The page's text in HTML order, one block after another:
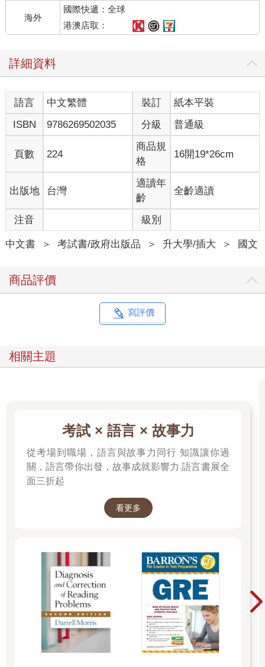
海外
國際快遞：全球
港澳店取：
詳細資料
語言 中文繁體 裝訂
紙本平裝
ISBN
9786269502035 分級 普通級
頁數 224
商品規
格
16開19*26cm
出版地 台灣
適讀年
齡
全齡適讀
注音 級別
中文書 ＞ 考試書/政府出版品 ＞ 升大學/插大 ＞ 國文
商品評價
寫評價
相關主題
考試 × 語言 × 故事力
從考場到職場，語言與故事力同行 知識讓你過
關，語言帶你出發，故事成就影響力 語言書展全
面三折起
看更多